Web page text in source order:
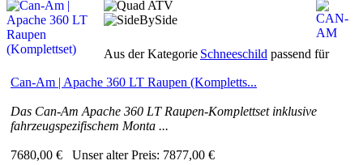
Can-Am | Apache 360 LT Raupen (Kompletts...
Das Can-Am Apache 360 LT Raupen-Komplettset inklusive
fahrzeugspezifischem Monta ...
7680,00 € Unser alter Preis: 7877,00 €
Aus der Kategorie Schneeschild passend für